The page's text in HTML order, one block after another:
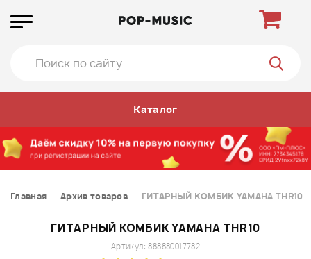
Каталог
Главная Архив товаров ГИТАРНЫЙ КОМБИК YAMAHA THR10
ГИТАРНЫЙ КОМБИК YAMAHA THR10
Артикул: 888880017782